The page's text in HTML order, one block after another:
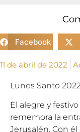
Facebook
11 de abril de 2022
Lunes Santo
El alegre y
rememora la
Jerusalén. Con